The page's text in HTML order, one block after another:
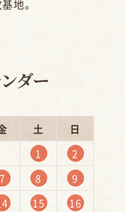
地。
土
日
1
2
7 8
9
15
16